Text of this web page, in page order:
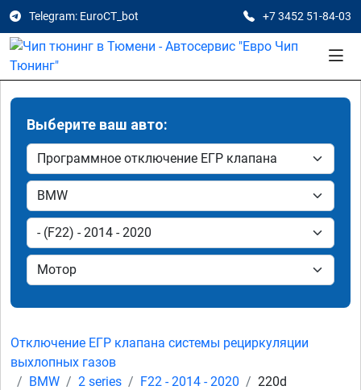
Telegram: EuroCT_bot +7 3452 51-84-03
Выберите ваш авто:
Отключение ЕГР клапана системы рециркуляции
выхлопных газов
BMW
2 series F22 - 2014 - 2020 220d